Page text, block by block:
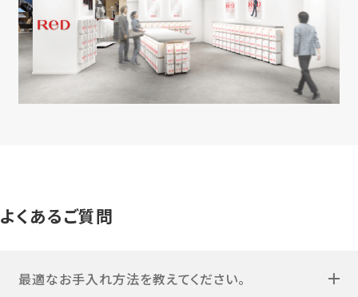
よくあるご質問
最適なお手入れ方法を教えてください。